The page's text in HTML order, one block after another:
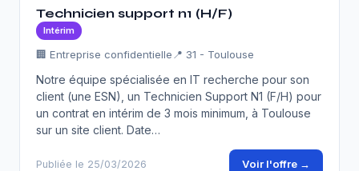
Technicien support n1 (H/F)
Intérim
🏢 Entreprise confidentielle 📍 31 - Toulouse
Notre équipe spécialisée en IT recherche pour son
client (une ESN), un Technicien Support N1 (F/H) pour
un contrat en intérim de 3 mois minimum, à Toulouse
sur un site client. Date…
Publiée le 25/03/2026 Voir l'offre →